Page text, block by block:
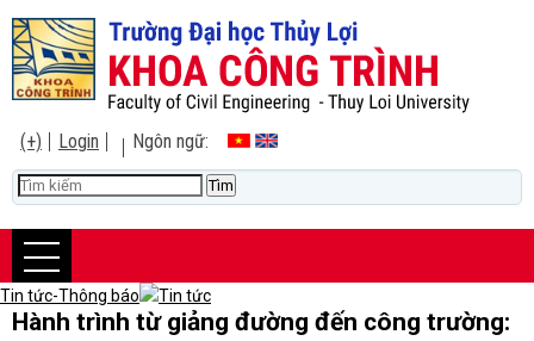
(+) Login Ngôn ngữ:
Tin tức-Thông báo Tin tức
Hành trình từ giảng đường đến công trường: